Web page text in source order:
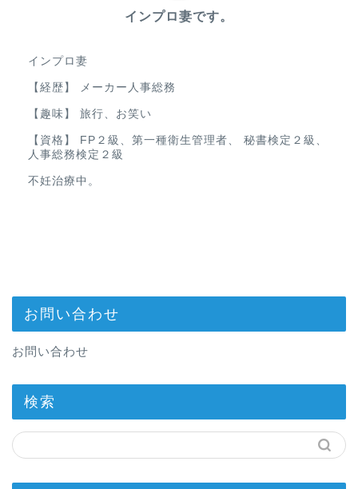
インプロ妻です。
インプロ妻
【経歴】 メーカー人事総務
【趣味】 旅行、お笑い
【資格】 FP２級、第一種衛生管理者、 秘書検定２級、
人事総務検定２級
不妊治療中。
お問い合わせ
お問い合わせ
検索